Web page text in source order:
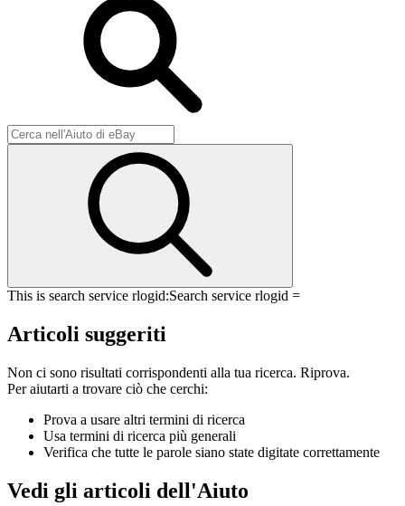
This is search service rlogid:Search service rlogid =
Articoli suggeriti
Non ci sono risultati corrispondenti alla tua ricerca. Riprova.
Per aiutarti a trovare ciò che cerchi:
Prova a usare altri termini di ricerca
Usa termini di ricerca più generali
Verifica che tutte le parole siano state digitate correttamente
Vedi gli articoli dell'Aiuto